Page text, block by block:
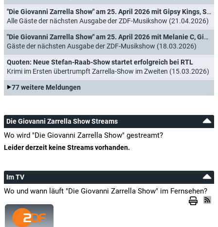
"Die Giovanni Zarrella Show" am 25. April 2026 mit Gipsy Kings, Sarah Engels, Anna-Carina Woitschack und vielen mehr
Alle Gäste der nächsten Ausgabe der ZDF-Musikshow (21.04.2026)
"Die Giovanni Zarrella Show" am 25. April 2026 mit Melanie C, Gipsy Kings, Sarah Engels und vielen mehr
Gäste der nächsten Ausgabe der ZDF-Musikshow (18.03.2026)
Quoten: Neue Stefan-Raab-Show startet erfolgreich bei RTL
Krimi im Ersten übertrumpft Zarrella-Show im Zweiten (15.03.2026)
77 weitere Meldungen
Die Giovanni Zarrella Show Streams
Wo wird "Die Giovanni Zarrella Show" gestreamt?
Leider derzeit keine Streams vorhanden.
Im TV
Wo und wann läuft "Die Giovanni Zarrella Show" im Fernsehen?